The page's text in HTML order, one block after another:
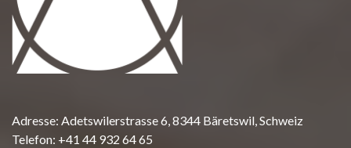
Adresse: Adetswilerstrasse 6, 8344 Bäretswil, Schweiz
Telefon: +41 44 932 64 65